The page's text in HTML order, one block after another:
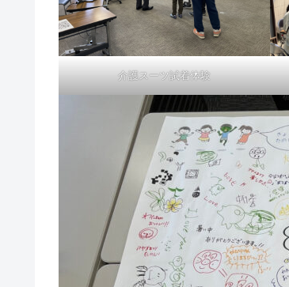
介護スーツ試着体験